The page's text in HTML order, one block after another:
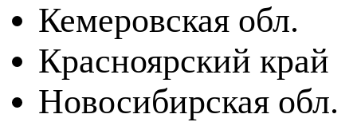
Кемеровская обл.
Красноярский край
Новосибирская обл.